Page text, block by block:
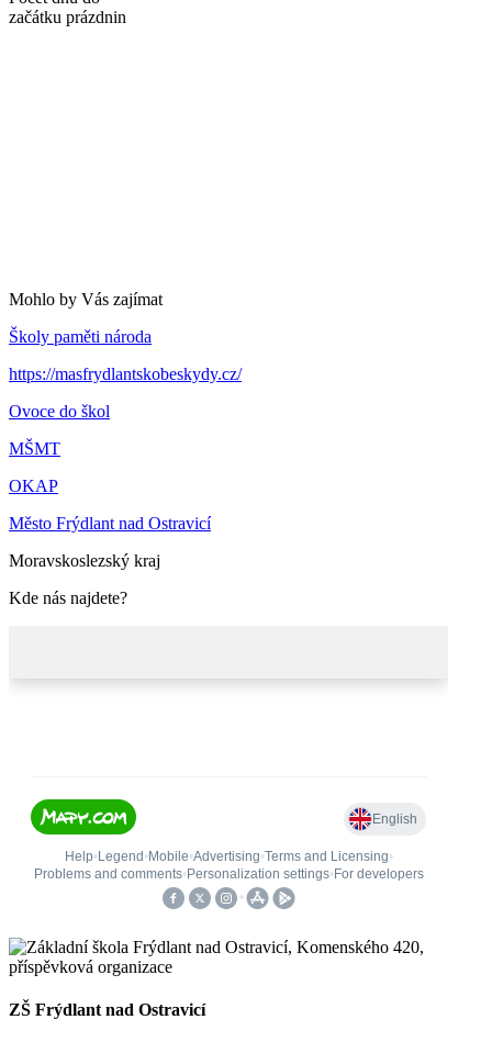
začátku prázdnin
Mohlo by Vás zajímat
Školy paměti národa
https://masfrydlantskobeskydy.cz/
Ovoce do škol
MŠMT
OKAP
Město Frýdlant nad Ostravicí
Moravskoslezský kraj
Kde nás najdete?
ZŠ Frýdlant nad Ostravicí